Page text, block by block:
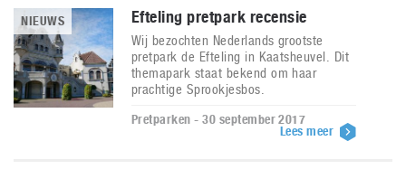
NIEUWS Efteling pretpark recensie
Wij bezochten Nederlands grootste
pretpark de Efteling in Kaatsheuvel. Dit
themapark staat bekend om haar
prachtige Sprookjesbos.
Pretparken - 30 september 2017
Lees meer